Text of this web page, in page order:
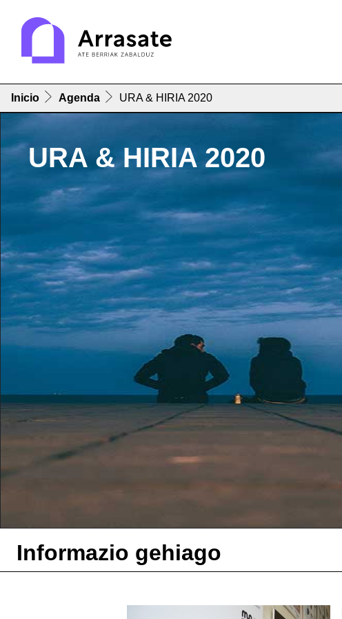
Inicio Agenda URA & HIRIA 2020
URA & HIRIA 2020
Informazio gehiago